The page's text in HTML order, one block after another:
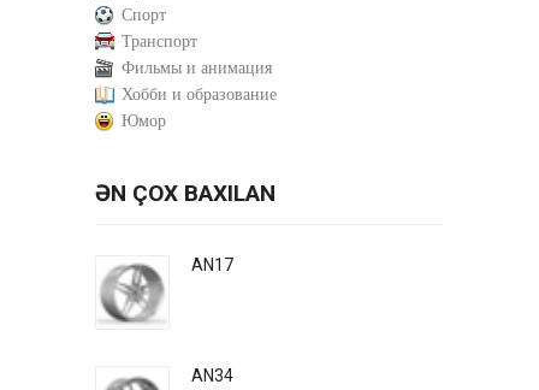
Спорт
Транспорт
Фильмы и анимация
Хобби и образование
Юмор
ƏN ÇOX BAXILAN
AN17
AN34